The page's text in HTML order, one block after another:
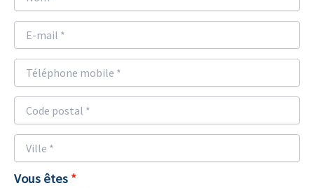
Vous êtes